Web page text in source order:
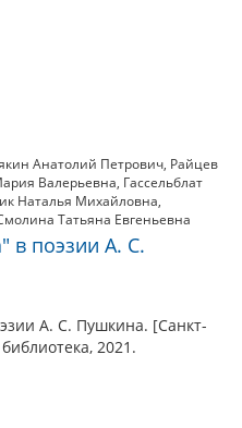
Анатолий Петрович, Райцев
Валерьевна, Гассельблат
Наталья Михайловна,
Татьяна Евгеньевна
в поэзии А. С.
А. С. Пушкина. [Санкт-
2021.